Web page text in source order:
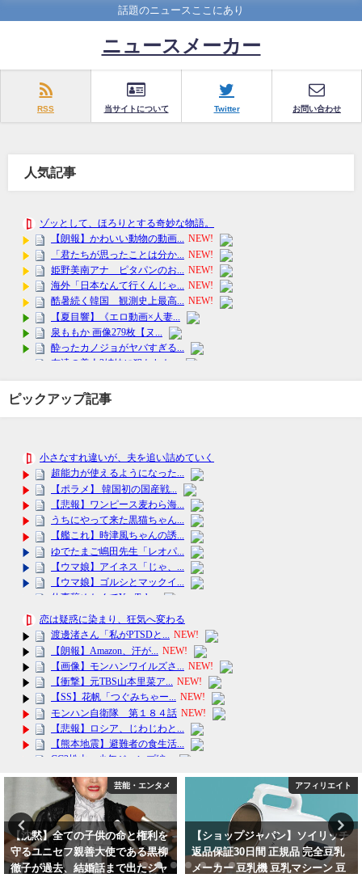
話題のニュースここにあり
ニュースメーカー
RSS 当サイトについて Twitter お問い合わせ
人気記事
ピックアップ記事
芸能・エンタメ
【沈黙】全ての子供の命と権利を
守るユニセフ親善大使である黒柳
徹子が過去、結婚話まで出たジャ
アフィリエイト
【ショップジャパン】ソイリッチ
返品保証30日間 正規品 完全豆乳
メーカー 豆乳機 豆乳マシーン 豆